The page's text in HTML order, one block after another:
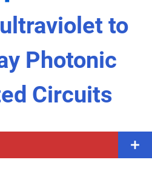
to
Photonic
Circuits